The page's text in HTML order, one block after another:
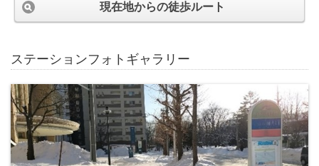
現在地からの徒歩ルート
ステーションフォトギャラリー